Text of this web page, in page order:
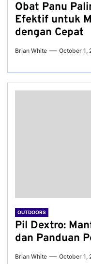
Obat Panu
Efektif untuk
dengan Cepat
Brian White October 1,
OUTDOORS
Pil Dextro:
dan Panduan
Brian White October 1,